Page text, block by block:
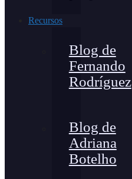
Recursos
Blog de
Fernando
Rodríguez
Blog de
Adriana
Botelho